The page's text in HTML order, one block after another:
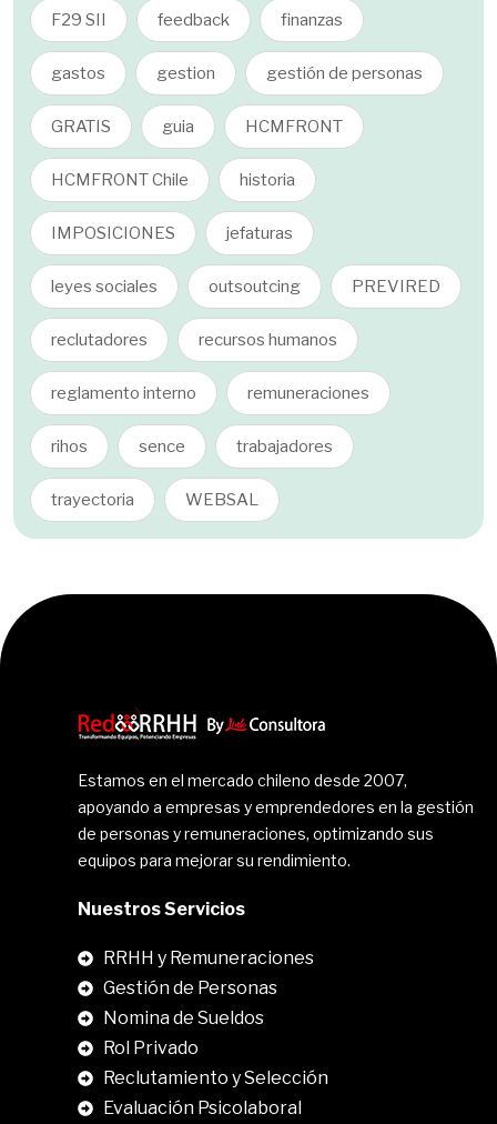
F29 SII feedback finanzas
gastos gestion gestión de personas
GRATIS guia HCMFRONT
HCMFRONT Chile historia
IMPOSICIONES jefaturas
leyes sociales outsoutcing PREVIRED
reclutadores recursos humanos
reglamento interno remuneraciones
rihos sence trabajadores
trayectoria WEBSAL
Estamos en el mercado chileno desde 2007,
apoyando a empresas y emprendedores en la gestión
de personas y remuneraciones, optimizando sus
equipos para mejorar su rendimiento.
Nuestros Servicios
RRHH y Remuneraciones
Gestión de Personas
Nomina de Sueldos
Rol Privado
Reclutamiento y Selección
Evaluación Psicolaboral